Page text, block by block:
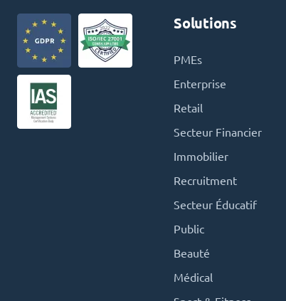
Solutions
PMEs
Enterprise
Retail
Secteur Financier
Immobilier
Recruitment
Secteur Éducatif
Public
Beauté
Médical